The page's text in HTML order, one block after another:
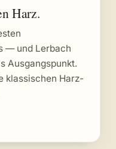
Harz.
— und Lerbach
Ausgangspunkt.
klassischen Harz-